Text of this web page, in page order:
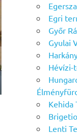
Egri
Győr
Gyulai
Hévízi-
Kehida
Lenti